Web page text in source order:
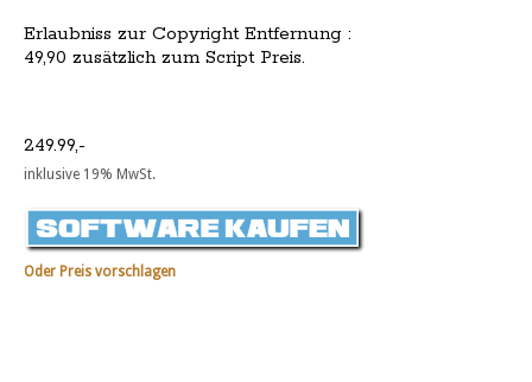
Erlaubniss zur Copyright Entfernung :
49,90 zusätzlich zum Script Preis.
249.99,-
inklusive 19% MwSt.
Oder Preis vorschlagen